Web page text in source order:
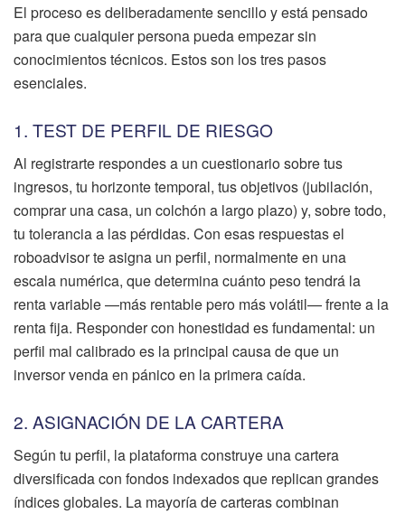
El proceso es deliberadamente sencillo y está pensado
para que cualquier persona pueda empezar sin
conocimientos técnicos. Estos son los tres pasos
esenciales.
1. TEST DE PERFIL DE RIESGO
Al registrarte respondes a un cuestionario sobre tus
ingresos, tu horizonte temporal, tus objetivos (jubilación,
comprar una casa, un colchón a largo plazo) y, sobre todo,
tu tolerancia a las pérdidas. Con esas respuestas el
roboadvisor te asigna un perfil, normalmente en una
escala numérica, que determina cuánto peso tendrá la
renta variable —más rentable pero más volátil— frente a la
renta fija. Responder con honestidad es fundamental: un
perfil mal calibrado es la principal causa de que un
inversor venda en pánico en la primera caída.
2. ASIGNACIÓN DE LA CARTERA
Según tu perfil, la plataforma construye una cartera
diversificada con fondos indexados que replican grandes
índices globales. La mayoría de carteras combinan